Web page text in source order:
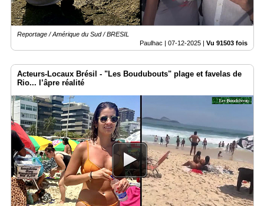
Reportage / Amérique du Sud / BRESIL
Paulhac | 07-12-2025 | Vu 91503 fois
Acteurs-Locaux Brésil - "Les Boudubouts" plage et favelas de
Rio... l’âpre réalité